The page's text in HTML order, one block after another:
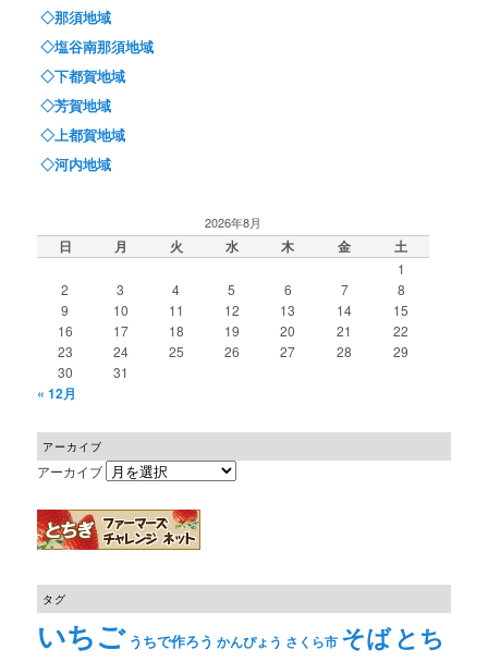
◇那須地域
◇塩谷南那須地域
◇下都賀地域
◇芳賀地域
◇上都賀地域
◇河内地域
2026年8月
日 月 火 水 木 金 土
1
2
3 4 5 6 7
8
9
10 11 12 13 14
15
16
17 18 19 20 21
22
23
24 25 26 27 28
29
30
31
« 12月
アーカイブ
アーカイブ
タグ
いちご うちで作ろう かんぴょう さくら市 そばとち